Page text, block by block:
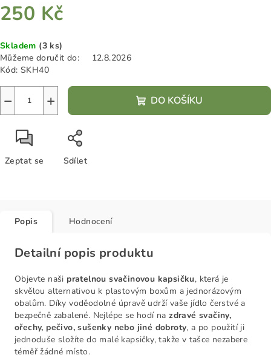
250 Kč
cena:
Skladem (3 ks)
Můžeme doručit do:
12.8.2026
Kód: SKH40
+
− DO KOŠÍKU
Zeptat se Sdílet
Popis Hodnocení
Detailní popis produktu
Objevte naši pratelnou svačinovou kapsičku, která je
skvělou alternativou k plastovým boxům a jednorázovým
obalům. Díky voděodolné úpravě udrží vaše jídlo čerstvé a
bezpečně zabalené. Nejlépe se hodí nazdravé svačiny,
ořechy, pečivo, sušenky nebo jiné dobroty, a po použití ji
jednoduše složíte do malé kapsičky, takže v tašce nezabere
téměř žádné místo.